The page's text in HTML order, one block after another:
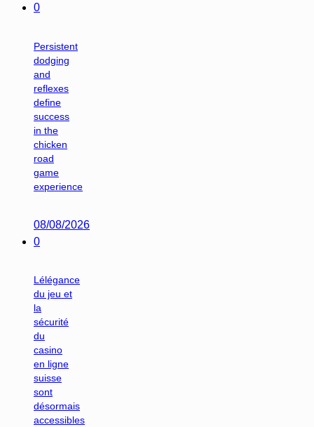
0
Persistent
dodging
and
reflexes
define
success
in the
chicken
road
game
experience
08/08/2026
0
Lélégance
du jeu et
la
sécurité
du
casino
en ligne
suisse
sont
désormais
accessibles